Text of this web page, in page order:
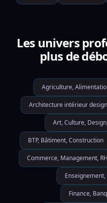
Les univers
plus de
Agriculture,
Architecture intérieur design
Art, Culture,
BTP, Bâtiment, Construction
Commerce, Management, RH
Finance,